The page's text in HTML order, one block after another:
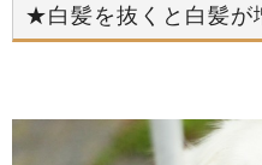
★白髪を抜くと白髪